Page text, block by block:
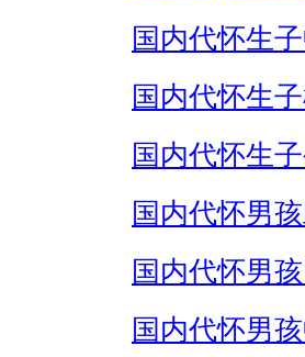
国内代怀生
国内代怀生
国内代怀生
国内代怀男
国内代怀男
国内代怀男